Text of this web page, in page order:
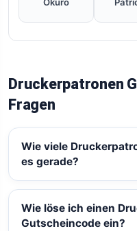
Druckerpatronen
Fragen
Wie viele
es gerade?
Wie löse ich einen
Gutscheincode ein?